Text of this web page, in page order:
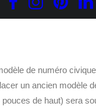
de numéro
un ancien modèle
de haut) sera